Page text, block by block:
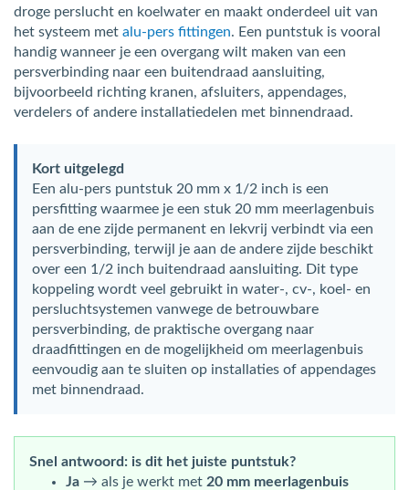
droge perslucht en koelwater en maakt onderdeel uit van
het systeem met alu-pers fittingen. Een puntstuk is vooral
handig wanneer je een overgang wilt maken van een
persverbinding naar een buitendraad aansluiting,
bijvoorbeeld richting kranen, afsluiters, appendages,
verdelers of andere installatiedelen met binnendraad.
Kort uitgelegd
Een alu-pers puntstuk 20 mm x 1/2 inch is een
persfitting waarmee je een stuk 20 mm meerlagenbuis
aan de ene zijde permanent en lekvrij verbindt via een
persverbinding, terwijl je aan de andere zijde beschikt
over een 1/2 inch buitendraad aansluiting. Dit type
koppeling wordt veel gebruikt in water-, cv-, koel- en
persluchtsystemen vanwege de betrouwbare
persverbinding, de praktische overgang naar
draadfittingen en de mogelijkheid om meerlagenbuis
eenvoudig aan te sluiten op installaties of appendages
met binnendraad.
Snel antwoord: is dit het juiste puntstuk?
Ja → als je werkt met 20 mm meerlagenbuis